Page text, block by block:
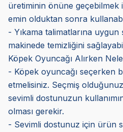
üretiminin önüne
emin olduktan sonra
- Yıkama talimatlarına
makinede temizliğini
Köpek Oyuncağı Alırken
- Köpek oyuncağı seçerken
etmelisiniz. Seçmiş
sevimli dostunuzun
olması gerekir.
- Sevimli dostunuz için ürün